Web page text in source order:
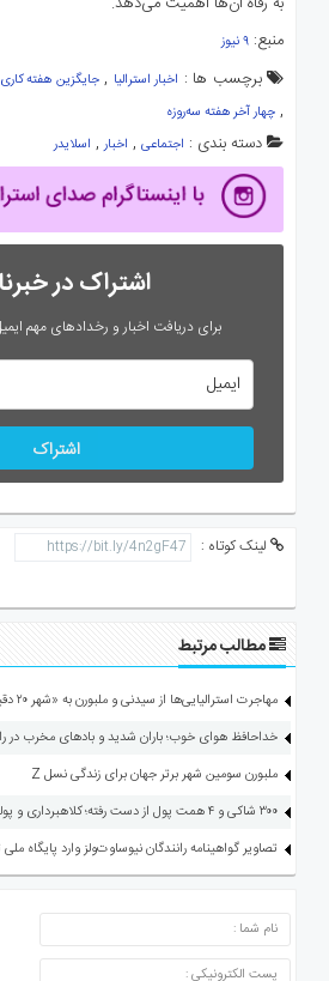
منبع: ۹ نیوز
برچسب ها : اخبار استرالیا ,جایگزین هفته کاری
, چهار آخر هفته سه‌روزه
دسته بندی : اجتماعی, اخبار, اسلایدر
اشتراک در
برای دریافت اخبار و رخدادهای مهم
اشتراک
لینک کوتاه :
مطالب مرتبط
مهاجرت استرالیایی‌ها از سیدنی و ملبورن به «شهر ۲۰ دقیقه‌ای»
خداحافظ هوای خوب؛ باران شدید و بادهای مخرب در
ملبورن سومین شهر برتر جهان برای زندگی نسل Z
۳۰۰ شاکی و ۴ همت پول از دست رفته؛ کلاهبرداری و پولشویی در قالب شرکت مهاجرتی
تصاویر گواهینامه رانندگان نیوساوت‌ولز وارد
ارسال دیدگاه